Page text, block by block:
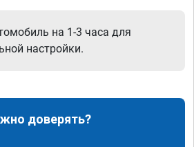
на 1-3 часа для
настройки.
доверять?